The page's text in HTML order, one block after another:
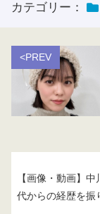
カテゴリー：
<PREV
【画像・動画】
代からの経歴を振